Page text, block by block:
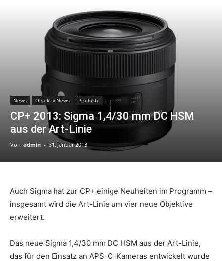
News Objektiv-News Produkte
CP+ 2013: Sigma 1,4/30 mm DC HSM
aus der Art-Linie
Von admin - 31. Januar 2013
Auch Sigma hat zur CP+ einige Neuheiten im Programm –
insgesamt wird die Art-Linie um vier neue Objektive
erweitert.
Das neue Sigma 1,4/30 mm DC HSM aus der Art-Linie,
das für den Einsatz an APS-C-Kameras entwickelt wurde